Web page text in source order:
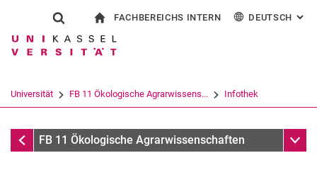
Springe direkt zu: Inhalt
Springe direkt zu: Suche
Springe direkt zu:
Suchformular
Suchbegriff
Suchen (öffnet externen Link in einem
FACHBEREICHS INTERN DEUTSCH :
Universität FB 11 Ökologische Agrarwissens... Infothek
InfothekFB 11 Ökologische Agrarwissenschaften